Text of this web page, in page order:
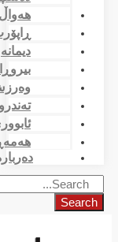
هەواڵ
دیمانە
بیروڕا
Search